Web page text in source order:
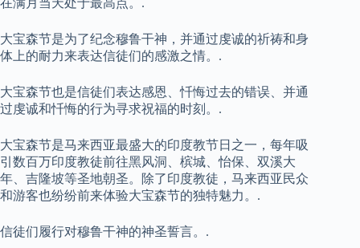
大宝森节是为了纪念穆鲁干神，并通过虔诚的祈祷和身
体上的耐力来表达信徒们的感激之情。.
大宝森节也是信徒们表达感恩、忏悔过去的错误、并通
过虔诚和忏悔的行为寻求祝福的时刻。.
大宝森节是马来西亚最盛大的印度教节日之一，每年吸
引数百万印度教徒前往黑风洞、槟城、怡保、双溪大
年、吉隆坡等圣地朝圣。除了印度教徒，马来西亚民众
和游客也纷纷前来体验大宝森节的独特魅力。.
信徒们履行对穆鲁干神的神圣誓言。.